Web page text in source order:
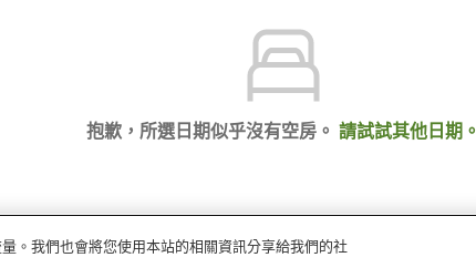
抱歉，所選日期似乎沒有空房。 請試試其他日期。
。我們也會將您使用本站的相關資訊分享給我們的社